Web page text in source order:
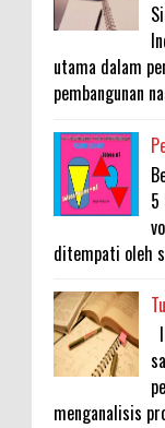
utama dalam
pembangunan
5
ditempati oleh
menganalisis